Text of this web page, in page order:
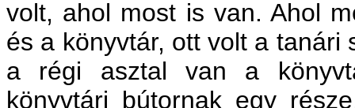
volt, ahol most is van. Ahol
és a könyvtár, ott volt a tanári
a régi asztal van a
könyvtári bútornak egy